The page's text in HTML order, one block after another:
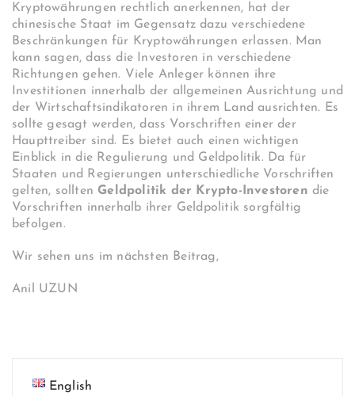
Kryptowährungen rechtlich anerkennen, hat der
chinesische Staat im Gegensatz dazu verschiedene
Beschränkungen für Kryptowährungen erlassen. Man
kann sagen, dass die Investoren in verschiedene
Richtungen gehen. Viele Anleger können ihre
Investitionen innerhalb der allgemeinen Ausrichtung und
der Wirtschaftsindikatoren in ihrem Land ausrichten. Es
sollte gesagt werden, dass Vorschriften einer der
Haupttreiber sind. Es bietet auch einen wichtigen
Einblick in die Regulierung und Geldpolitik. Da für
Staaten und Regierungen unterschiedliche Vorschriften
gelten, sollten Geldpolitik der Krypto-Investoren die
Vorschriften innerhalb ihrer Geldpolitik sorgfältig
befolgen.
Wir sehen uns im nächsten Beitrag,
Anil UZUN
English